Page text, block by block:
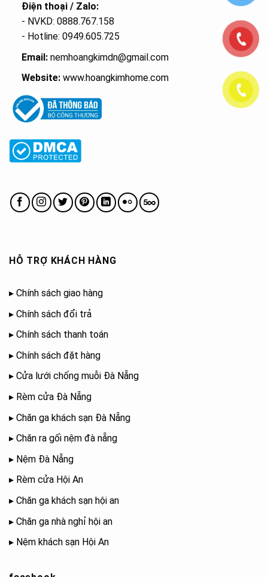
Điện thoại / Zalo:
- NVKD: 0888.767.158
- Hotline: 0949.605.725
Email:nemhoangkimdn@gmail.com
Website: www.hoangkimhome.com
HỖ TRỢ KHÁCH HÀNG
▸ Chính sách giao hàng
▸ Chính sách đổi trả
▸ Chính sách thanh toán
▸ Chính sách đặt hàng
▸ Cửa lưới chống muỗi Đà Nẵng
▸ Rèm cửa Đà Nẵng
▸ Chăn ga khách sạn Đà Nẵng
▸ Chăn ra gối nệm đà nẵng
▸ Nệm Đà Nẵng
▸ Rèm cửa Hội An
▸ Chăn ga khách sạn hội an
▸ Chăn ga nhà nghỉ hội an
▸ Nệm khách sạn Hội An